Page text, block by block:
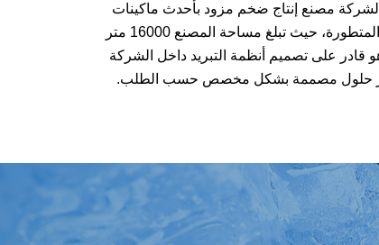
مصنع إنتاج ضخم مزود بأحدث ماكينات
التصنيع المتطورة، حيث تبلغ مساحة المصنع 16000 متر
قادر على تصميم أنظمة التبريد داخل الشركة
حلول مصممة بشكل مخصص حسب الطلب.